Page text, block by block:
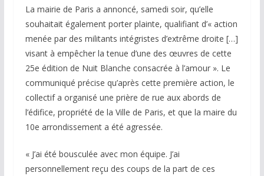
La mairie de Paris a annoncé, samedi soir, qu’elle
souhaitait également porter plainte, qualifiant d’« action
menée par des militants intégristes d’extrême droite […]
visant à empêcher la tenue d’une des œuvres de cette
25e édition de Nuit Blanche consacrée à l’amour ». Le
communiqué précise qu’après cette première action, le
collectif a organisé une prière de rue aux abords de
l’édifice, propriété de la Ville de Paris, et que la maire du
10e arrondissement a été agressée.
« J’ai été bousculée avec mon équipe. J’ai
personnellement reçu des coups de la part de ces